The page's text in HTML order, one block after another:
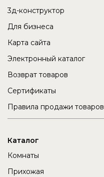
3д-конструктор
Для бизнеса
Карта сайта
Электронный каталог
Возврат товаров
Сертификаты
Правила продажи товаров
Каталог
Комнаты
Прихожая